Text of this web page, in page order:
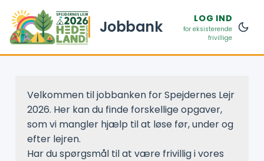
Jobbank LOG IND
for eksisterende
frivillige
Velkommen til jobbanken for Spejdernes Lejr
2026. Her kan du finde forskellige opgaver,
som vi mangler hjælp til at løse før, under og
efter lejren.
Har du spørgsmål til at være frivillig i vores